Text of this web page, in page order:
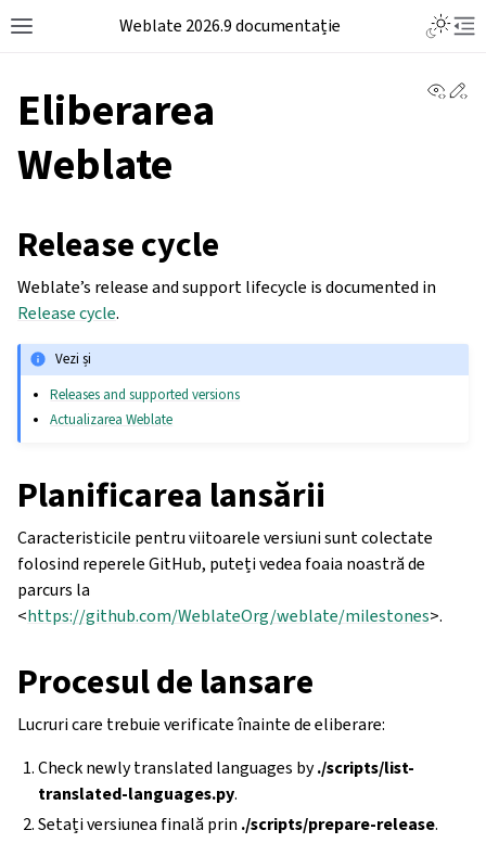
Weblate 2026.9 documentație
Eliberarea
Weblate
Release cycle
Weblate’s release and support lifecycle is documented in
Release cycle.
Vezi și
Releases and supported versions
Actualizarea Weblate
Planificarea lansării
Caracteristicile pentru viitoarele versiuni sunt colectate
folosind reperele GitHub, puteți vedea foaia noastră de
parcurs la
<https://github.com/WeblateOrg/weblate/milestones>.
Procesul de lansare
Lucruri care trebuie verificate înainte de eliberare:
Check newly translated languages by./scripts/list-
translated-languages.py.
Setați versiunea finală prin ./scripts/prepare-release.